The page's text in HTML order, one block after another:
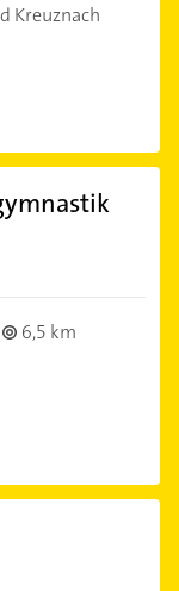
Kreuznach
6,5 km